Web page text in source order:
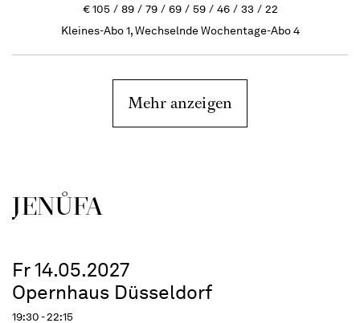
€105 89 79 69 59 46 33
22
Kleines-Abo 1, Wechselnde Wochentage-Abo 4
Mehr anzeigen
JENŮFA
Fr 14.05.2027
Opernhaus Düsseldorf
19:30 - 22:15